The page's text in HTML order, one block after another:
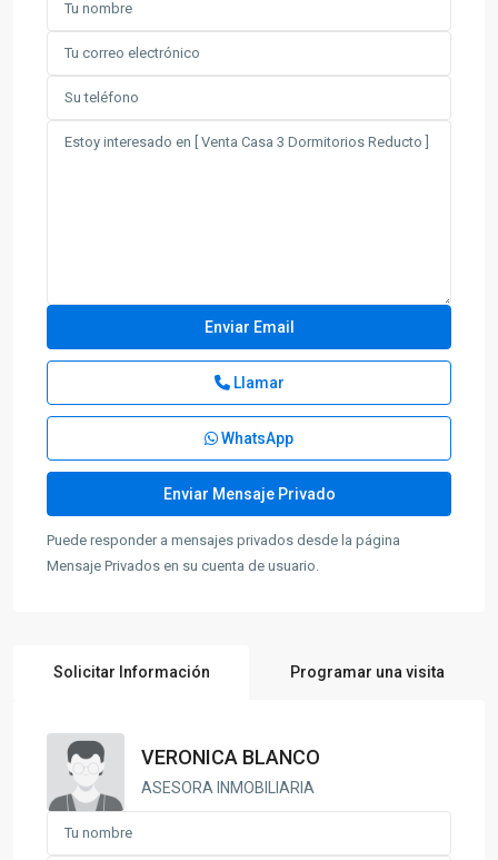
Llamar
WhatsApp
Puede responder a mensajes privados desde la página
Mensaje Privados en su cuenta de usuario.
Solicitar Información Programar una visita
VERONICA BLANCO
ASESORA INMOBILIARIA